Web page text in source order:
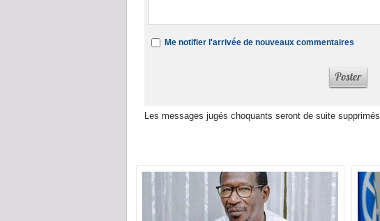
Me notifier l'arrivée de nouveaux commentaires
Les messages jugés choquants seront de suite supprimés